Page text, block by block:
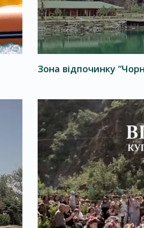
Зона відпочинку